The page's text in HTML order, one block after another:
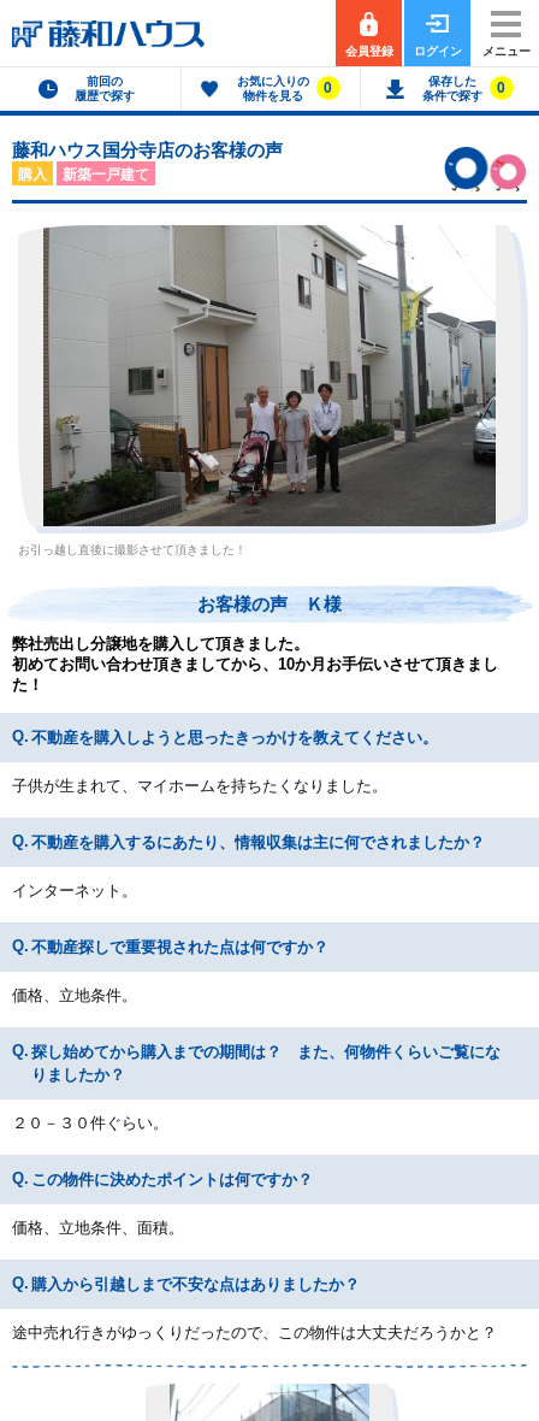
会員登録 ログイン メニュー
前回の
履歴で探す
お気に入りの
物件を見る
0
保存した
条件で探す
0
藤和ハウス国分寺店のお客様の声
購入 新築一戸建て
お引っ越し直後に撮影させて頂きました！
お客様の声 Ｋ様
弊社売出し分譲地を購入して頂きました。
初めてお問い合わせ頂きましてから、10か月お手伝いさせて頂きまし
た！
不動産を購入しようと思ったきっかけを教えてください。
子供が生まれて、マイホームを持ちたくなりました。
不動産を購入するにあたり、情報収集は主に何でされましたか？
インターネット。
不動産探しで重要視された点は何ですか？
価格、立地条件。
探し始めてから購入までの期間は？ また、何物件くらいご覧にな
りましたか？
２０－３０件ぐらい。
この物件に決めたポイントは何ですか？
価格、立地条件、面積。
購入から引越しまで不安な点はありましたか？
途中売れ行きがゆっくりだったので、この物件は大丈夫だろうかと？